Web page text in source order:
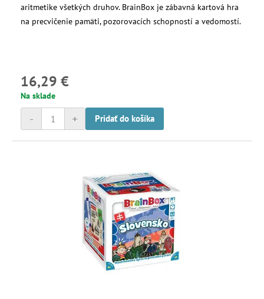
aritmetike všetkých druhov. BrainBox je zábavná kartová hra
na precvičenie pamäti, pozorovacích schopností a vedomostí.
16,29 €
Na sklade
+
- Pridať do košíka